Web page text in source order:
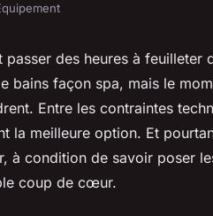
qui
salle
passer des heures à
bains façon spa, mais le
Entre les contraintes
la meilleure option. Et
à condition de savoir poser
coup de cœur.